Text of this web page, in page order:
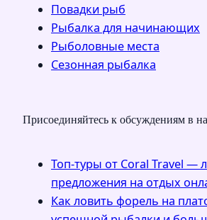
Повадки рыб
Рыбалка для начинающих
Рыболовные места
Сезонная рыбалка
Присоединяйтесь к обсуждениям в
Топ-туры от Coral Travel —
предложения на отдых
Как ловить форель на